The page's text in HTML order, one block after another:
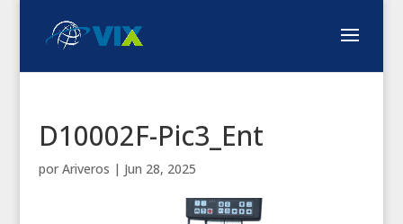
D10002F-Pic3_Ent
por Ariveros | Jun 28, 2025